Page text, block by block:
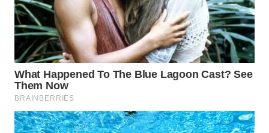
WN
PRIANGAN
TIMUR
WN
SEMARANG
WN